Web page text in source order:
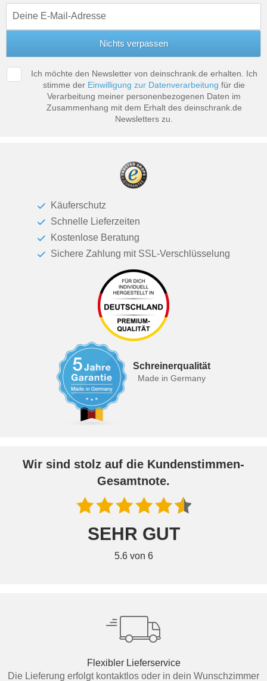
Ich möchte den Newsletter von deinschrank.de erhalten. Ich
stimme der Einwilligung zur Datenverarbeitung für die
Verarbeitung meiner personenbezogenen Daten im
Zusammenhang mit dem Erhalt des deinschrank.de
Newsletters zu.
Käuferschutz
Schnelle Lieferzeiten
Kostenlose Beratung
Sichere Zahlung mit SSL-Verschlüsselung
Schreinerqualität
Made in Germany
Wir sind stolz auf die Kundenstimmen-
Gesamtnote.
SEHR GUT
5.6 von 6
Flexibler Lieferservice
Die Lieferung erfolgt kontaktlos oder in dein Wunschzimmer